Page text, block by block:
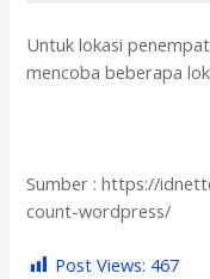
Untuk lokasi
mencoba beberapa
Sumber : https://
count-wordpress/
Post Views: 467